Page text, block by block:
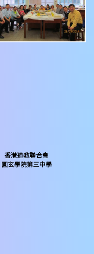
香港道教聯合會
圓玄學院第三中學